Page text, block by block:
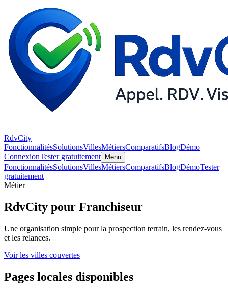
RdvCity
FonctionnalitésSolutionsVillesMétiersComparatifsBlogDémo
ConnexionTester gratuitement Menu
FonctionnalitésSolutionsVillesMétiersComparatifsBlogDémoTester
gratuitement
Métier
RdvCity pour Franchiseur
Une organisation simple pour la prospection terrain, les rendez-vous
et les relances.
Voir les villes couvertes
Pages locales disponibles